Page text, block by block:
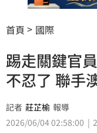
首頁 國際
踢走關鍵官
不忍了 聯手
記者 莊芷榆 報導
2026/06/04 02:58:00